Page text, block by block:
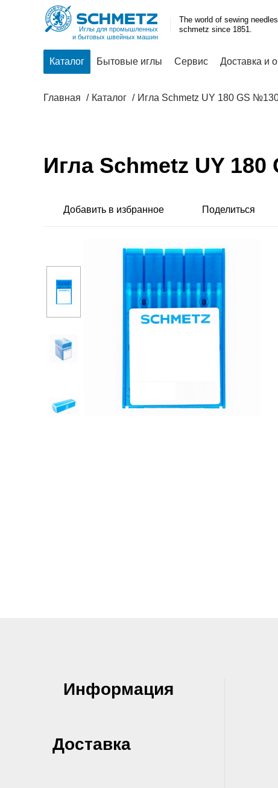
Иглы для промышленных
и бытовых швейных машин
The world of sewing needles
schmetz since 1851.
Каталог Бытовые иглы Сервис Доставка и
Главная Каталог Игла Schmetz UY 180 GS
Игла Schmetz UY
Информация
Доставка